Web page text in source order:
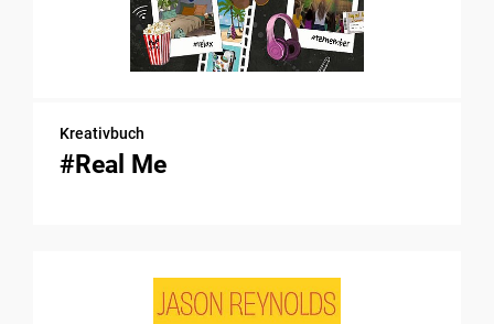
Kreativbuch
#Real Me